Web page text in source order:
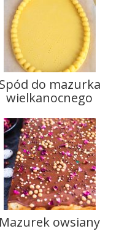
Spód do mazurka
wielkanocnego
Mazurek owsiany